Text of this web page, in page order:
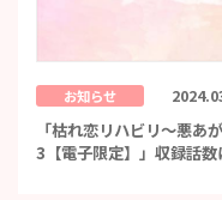
お知らせ
「枯れ恋リハビリ～悪あ
3【電子限定】」収録話